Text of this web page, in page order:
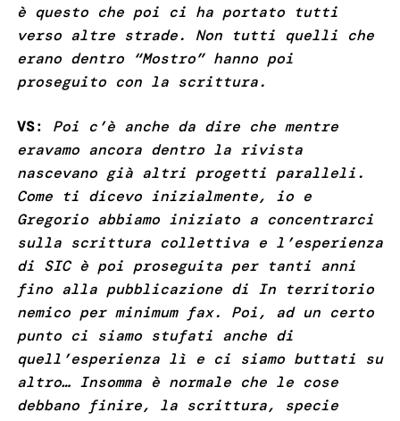
è questo che poi ci ha portato tutti
verso altre strade. Non tutti quelli che
erano dentro “Mostro” hanno poi
proseguito con la scrittura.
VS: Poi c’è anche da dire che mentre
eravamo ancora dentro la rivista
nascevano già altri progetti paralleli.
Come ti dicevo inizialmente, io e
Gregorio abbiamo iniziato a concentrarci
sulla scrittura collettiva e l’esperienza
di SIC è poi proseguita per tanti anni
fino alla pubblicazione di In territorio
nemico per minimum fax. Poi, ad un certo
punto ci siamo stufati anche di
quell’esperienza lì e ci siamo buttati su
altro… Insomma è normale che le cose
debbano finire, la scrittura, specie